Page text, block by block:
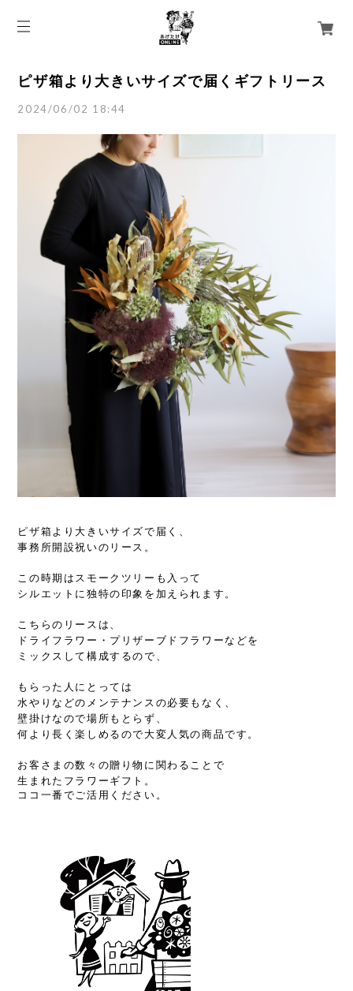
ピザ箱より大きいサイズで届くギフトリース
2024/06/02 18:44
ピザ箱より大きいサイズで届く、
事務所開設祝いのリース。
この時期はスモークツリーも入って
シルエットに独特の印象を加えられます。
こちらのリースは、
ドライフラワー・プリザーブドフラワーなどを
ミックスして構成するので、
もらった人にとっては
水やりなどのメンテナンスの必要もなく、
壁掛けなので場所もとらず、
何より長く楽しめるので大変人気の商品です。
お客さまの数々の贈り物に関わることで
生まれたフラワーギフト。
ココ一番でご活用ください。